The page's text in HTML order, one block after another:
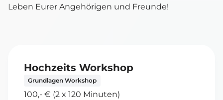
Leben Eurer Angehörigen und Freunde!
Hochzeits Workshop
Grundlagen Workshop
100,- € (2 x 120 Minuten)